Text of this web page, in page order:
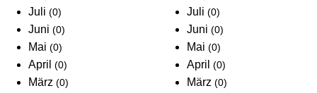
Juli (0)
Juni (0)
Mai (0)
April (0)
März (0)
Juli(0)
Juni(0)
Mai(0)
April(0)
März(0)